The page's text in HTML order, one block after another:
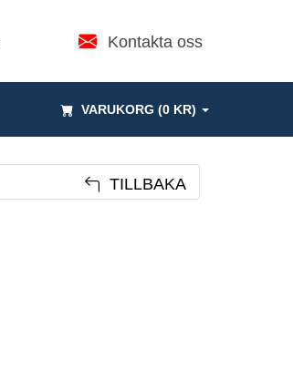
Kontakta oss
VARUKORG (0 KR)
TILLBAKA